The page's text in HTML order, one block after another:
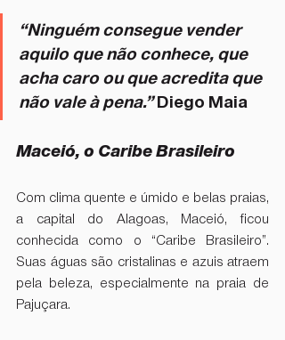
“Ninguém consegue vender
aquilo que não conhece, que
acha caro ou que acredita que
não vale à pena.” Diego Maia
Maceió, o Caribe Brasileiro
Com clima quente e úmido e belas praias,
a capital do Alagoas, Maceió, ficou
conhecida como o “Caribe Brasileiro”.
Suas águas são cristalinas e azuis atraem
pela beleza, especialmente na praia de
Pajuçara.